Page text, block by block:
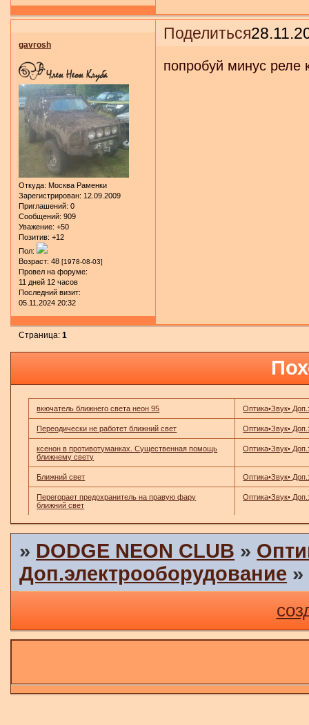
Поделиться
gavrosh
Откуда: Москва Раменки
Зарегистрирован: 12.09.2009
Приглашений: 0
Сообщений: 909
Уважение: +50
Позитив: +12
Пол:
Возраст: 48 [1978-08-03]
Провел на форуме:
11 дней 12 часов
Последний визит:
05.11.2024 20:32
попробуй минус реле
Страница:1
вкючатель ближнего света неон 95 Оптика•Звук•
Переодически не работет ближний свет Оптика•Звук•
ксенон в противотуманках. Существенная помощь
ближнему свету
Оптика•Звук•
Ближний свет Оптика•Звук•
Перегорает предохранитель на правую фару
ближний свет
Оптика•Звук•
» DODGE NEON CLUB »
Доп.электрооборудование »